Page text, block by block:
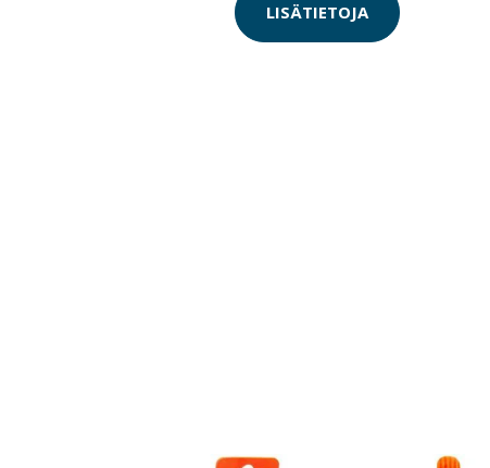
LISÄTIETOJA